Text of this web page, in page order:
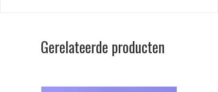
Gerelateerde producten